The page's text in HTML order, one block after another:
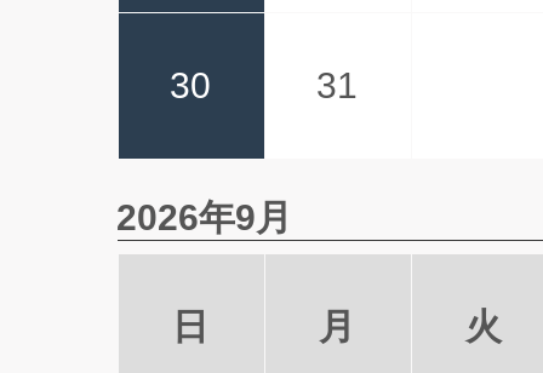
30 31
2026年9月
日 月 火